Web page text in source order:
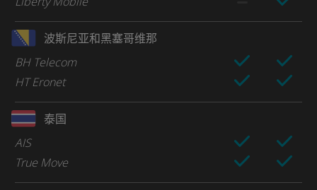
波斯尼亚和黑塞哥维那
BH Telecom
HT Eronet
泰国
AIS
True Move